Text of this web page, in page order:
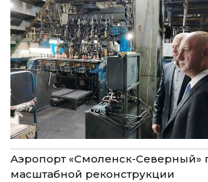
Аэропорт «Смоленск-Северный»
масштабной реконструкции